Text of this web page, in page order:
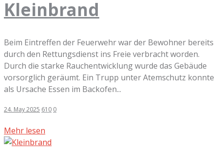
Kleinbrand
Beim Eintreffen der Feuerwehr war der Bewohner bereits
durch den Rettungsdienst ins Freie verbracht worden.
Durch die starke Rauchentwicklung wurde das Gebäude
vorsorglich geräumt. Ein Trupp unter Atemschutz konnte
als Ursache Essen im Backofen...
24. May 2025 610 0
Mehr lesen